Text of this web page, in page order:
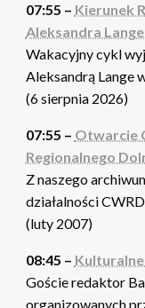
07:55 – Kierunek
Aleksandra
Wakacyjny cykl
Aleksandrą Lange
(6 sierpnia 2026)
07:55 – Otwarcie
Regionalnego
Z naszego
działalności
(luty 2007)
08:45 –
Goście redaktor
organizowanych